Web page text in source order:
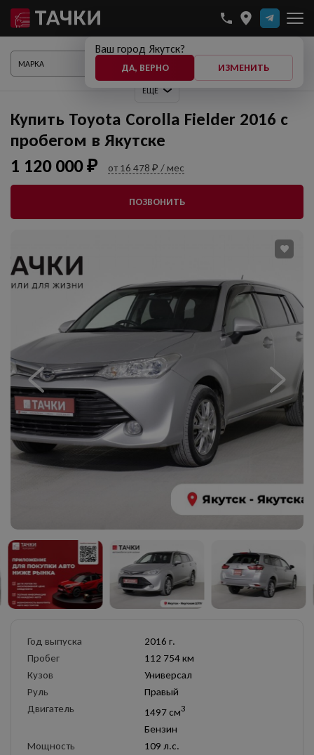
Ваш город Якутск?
ДА, ВЕРНО ИЗМЕНИТЬ
ЕЩЕ
ПОКАЗАТЬ АВТО
Купить Toyota Corolla Fielder 2016 с
пробегом в Якутске
1 120 000 ₽ от 16 478 ₽ / мес
ПОЗВОНИТЬ
Год выпуска
2016 г.
Пробег
112 754 км
Кузов
Универсал
Руль
Правый
Двигатель
1497 см3
Бензин
Мощность
109 л.с.